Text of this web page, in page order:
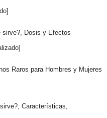
sirve?, Dosis y Efectos
Raros para Hombres y Mujeres
Características,